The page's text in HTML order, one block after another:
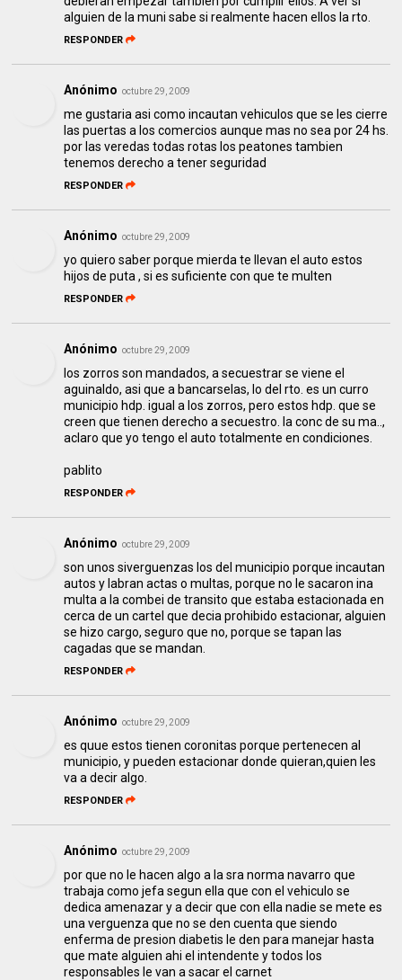
alguien de la muni sabe si realmente hacen ellos la rto.
RESPONDER
Anónimo octubre 29, 2009
me gustaria asi como incautan vehiculos que se les cierre
las puertas a los comercios aunque mas no sea por 24 hs.
por las veredas todas rotas los peatones tambien
tenemos derecho a tener seguridad
RESPONDER
Anónimo octubre 29, 2009
yo quiero saber porque mierda te llevan el auto estos
hijos de puta , si es suficiente con que te multen
RESPONDER
Anónimo octubre 29, 2009
los zorros son mandados, a secuestrar se viene el
aguinaldo, asi que a bancarselas, lo del rto. es un curro
municipio hdp. igual a los zorros, pero estos hdp. que se
creen que tienen derecho a secuestro. la conc de su ma..,
aclaro que yo tengo el auto totalmente en condiciones.
pablito
RESPONDER
Anónimo octubre 29, 2009
son unos siverguenzas los del municipio porque incautan
autos y labran actas o multas, porque no le sacaron ina
multa a la combei de transito que estaba estacionada en
cerca de un cartel que decia prohibido estacionar, alguien
se hizo cargo, seguro que no, porque se tapan las
cagadas que se mandan.
RESPONDER
Anónimo octubre 29, 2009
es quue estos tienen coronitas porque pertenecen al
municipio, y pueden estacionar donde quieran,quien les
va a decir algo.
RESPONDER
Anónimo octubre 29, 2009
por que no le hacen algo a la sra norma navarro que
trabaja como jefa segun ella que con el vehiculo se
dedica amenazar y a decir que con ella nadie se mete es
una verguenza que no se den cuenta que siendo
enferma de presion diabetis le den para manejar hasta
que mate alguien ahi el intendente y todos los
responsables le van a sacar el carnet